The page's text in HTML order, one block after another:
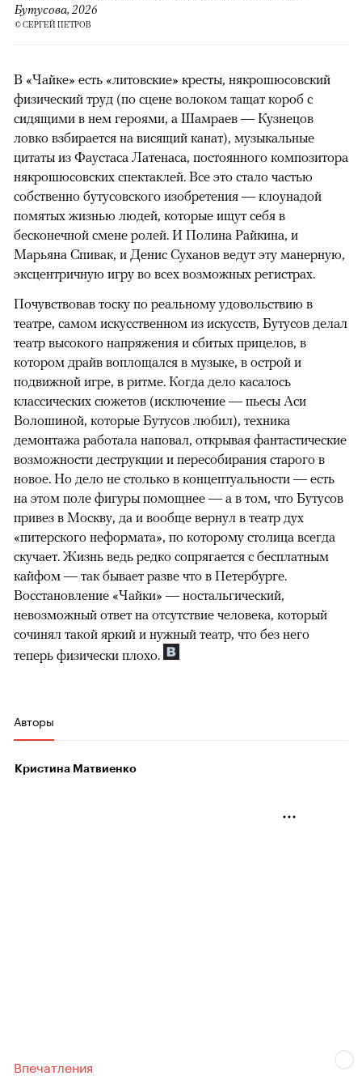
Бутусова, 2026
© СЕРГЕЙ ПЕТРОВ
В «Чайке» есть «литовские» кресты, някрошюсовский
физический труд (по сцене волоком тащат короб с
сидящими в нем героями, а Шамраев — Кузнецов
ловко взбирается на висящий канат), музыкальные
цитаты из Фаустаса Латенаса, постоянного композитора
някрошюсовских спектаклей. Все это стало частью
собственно бутусовского изобретения — клоунадой
помятых жизнью людей, которые ищут себя в
бесконечной смене ролей. И Полина Райкина, и
Марьяна Спивак, и Денис Суханов ведут эту манерную,
эксцентричную игру во всех возможных регистрах.
Почувствовав тоску по реальному удовольствию в
театре, самом искусственном из искусств, Бутусов делал
театр высокого напряжения и сбитых прицелов, в
котором драйв воплощался в музыке, в острой и
подвижной игре, в ритме. Когда дело касалось
классических сюжетов (исключение — пьесы Аси
Волошиной, которые Бутусов любил), техника
демонтажа работала наповал, открывая фантастические
возможности деструкции и пересобирания старого в
новое. Но дело не столько в концептуальности — есть
на этом поле фигуры помощнее — а в том, что Бутусов
привез в Москву, да и вообще вернул в театр дух
«питерского неформата», по которому столица всегда
скучает. Жизнь ведь редко сопрягается с бесплатным
кайфом — так бывает разве что в Петербурге.
Восстановление «Чайки» — ностальгический,
невозможный ответ на отсутствие человека, который
сочинял такой яркий и нужный театр, что без него
теперь физически плохо.
Авторы
Кристина Матвиенко
Впечатления